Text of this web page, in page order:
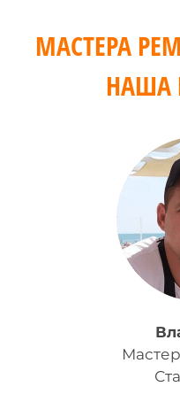
МАСТЕРА
НАША